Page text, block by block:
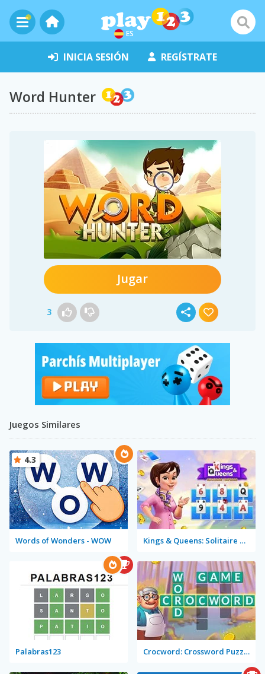
ES
INICIA SESIÓN REGÍSTRATE
Word Hunter
Jugar
3
Juegos Similares
Words of Wonders - WOW
4.3
Kings & Queens: Solitaire Tripeaks
Palabras123 Crocword: Crossword Puzzle Game